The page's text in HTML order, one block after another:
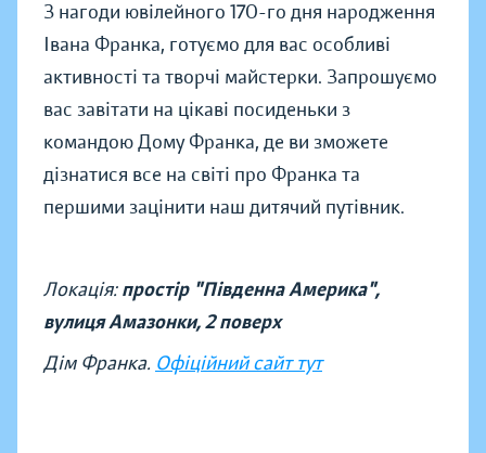
З нагоди ювілейного 170-го дня народження
Івана Франка, готуємо для вас особливі
активності та творчі майстерки. Запрошуємо
вас завітати на цікаві посиденьки з
командою Дому Франка, де ви зможете
дізнатися все на світі про Франка та
першими зацінити наш дитячий путівник.
Локація:простір "Південна Америка",
вулиця Амазонки, 2 поверх
Дім Франка. Офіційний сайт тут